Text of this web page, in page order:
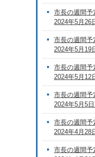
市長の週間予
2024年5月26
市長の週間予
2024年5月19
市長の週間予
2024年5月12
市長の週間予
2024年5月5
市長の週間予
2024年4月28
市長の週間予